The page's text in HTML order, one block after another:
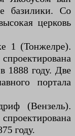
базилики. Со
церковь
1 (Тонжелре).
1888 году. Две
портала
(Вензель).
году.